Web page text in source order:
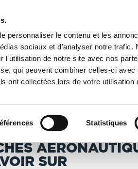
personnaliser le contenu et les
sociaux et d'analyser notre trafic.
l'utilisation de notre site avec nos
qui peuvent combiner celles-ci
ont collectées lors de votre utilisation
Statistiques
UN LIVRE
- Tout savoir sur
À LA DEMANDE -
SUR